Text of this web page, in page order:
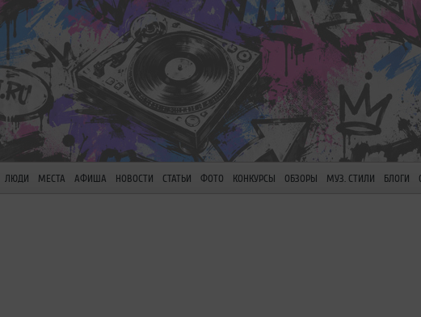
ЛЮДИ МЕСТА АФИША НОВОСТИ СТАТЬИ ФОТО КОНКУРСЫ ОБЗОРЫ МУЗ. СТИЛИ БЛОГИ